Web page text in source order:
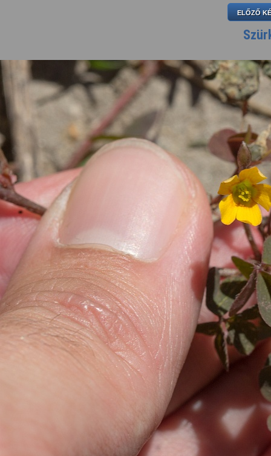
ELŐZŐ